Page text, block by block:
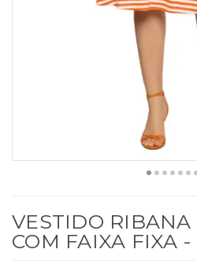
VESTIDO
COM FAIXA FIXA -